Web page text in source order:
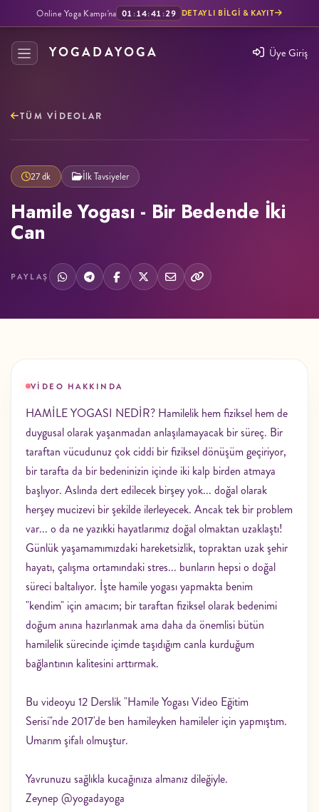
Online Yoga Kampı'na 01:14:41:28 DETAYLI BILGI & KAYIT
YOGADAYOGA Üye Giriş
TÜM VIDEOLAR
27 dk İlk Tavsiyeler
Hamile Yogası - Bir Bedende İki
Can
PAYLAŞ
VIDEO HAKKINDA
HAMİLE YOGASI NEDİR? Hamilelik hem fiziksel hem de
duygusal olarak yaşanmadan anlaşılamayacak bir süreç. Bir
taraftan vücudunuz çok ciddi bir fiziksel dönüşüm geçiriyor,
bir tarafta da bir bedeninizin içinde iki kalp birden atmaya
başlıyor. Aslında dert edilecek birşey yok... doğal olarak
herşey mucizevi bir şekilde ilerleyecek. Ancak tek bir problem
var... o da ne yazıkki hayatlarımız doğal olmaktan uzaklaştı!
Günlük yaşamamımızdaki hareketsizlik, topraktan uzak şehir
hayatı, çalışma ortamındaki stres... bunların hepsi o doğal
süreci baltalıyor. İşte hamile yogası yapmakta benim
"kendim" için amacım; bir taraftan fiziksel olarak bedenimi
doğum anına hazırlanmak ama daha da önemlisi bütün
hamilelik sürecinde içimde taşıdığım canla kurduğum
bağlantının kalitesini arttırmak.
Bu videoyu 12 Derslik "Hamile Yogası Video Eğitim
Serisi"nde 2017'de ben hamileyken hamileler için yapmıştım.
Umarım şifalı olmuştur.
Yavrunuzu sağlıkla kucağınıza almanız dileğiyle.
Zeynep @yogadayoga